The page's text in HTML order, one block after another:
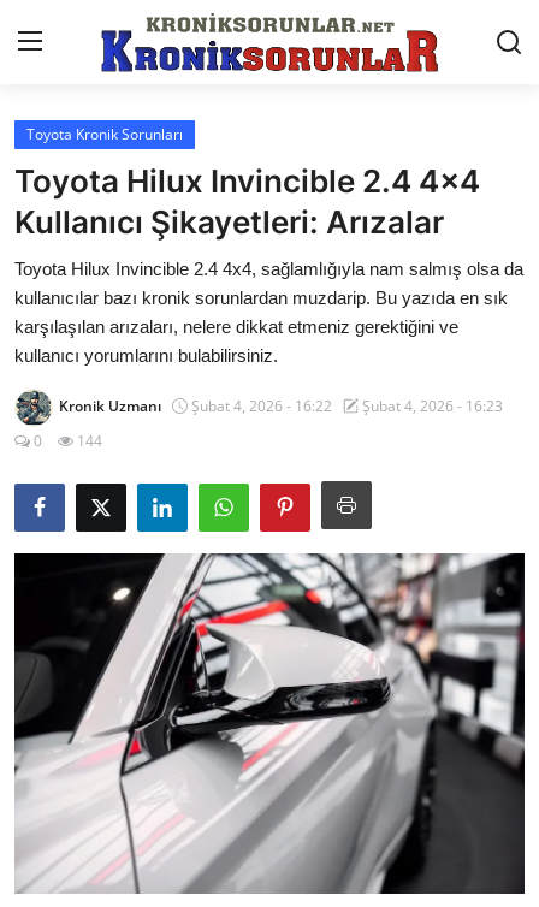
Anasayfa
Markalar
İletişim
Trafik & Cezalar
Sigorta & Kasko
Vergi & ÖTV & MTV
Sorgulamalar
İkinci El & Alım-Satım
Bakım & Arıza Çözümleri
Elektrikli & Hibrit
Kiralama & Filo
Sürüş & Güvenlik
Lastik & Jant
Yağlar & Sıvılar
Toyota Kronik Sorunları
Toyota Hilux Invincible 2.4 4x4
Kullanıcı Şikayetleri: Arızalar
Toyota Hilux Invincible 2.4 4x4, sağlamlığıyla nam salmış olsa da
kullanıcılar bazı kronik sorunlardan muzdarip. Bu yazıda en sık
karşılaşılan arızaları, nelere dikkat etmeniz gerektiğini ve
kullanıcı yorumlarını bulabilirsiniz.
Kronik Uzmanı Şubat 4, 2026 - 16:22
Şubat 4, 2026 - 16:23
0
144